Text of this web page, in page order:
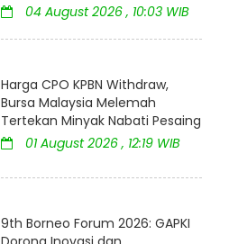
04 August 2026 , 10:03 WIB
Harga CPO KPBN Withdraw,
Bursa Malaysia Melemah
Tertekan Minyak Nabati Pesaing
01 August 2026 , 12:19 WIB
9th Borneo Forum 2026: GAPKI